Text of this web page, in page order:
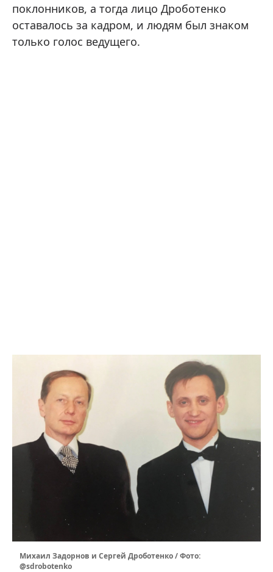
поклонников, а тогда лицо Дроботенко
оставалось за кадром, и людям был знаком
только голос ведущего.
Михаил Задорнов и Сергей Дроботенко / Фото:
@sdrobotenko